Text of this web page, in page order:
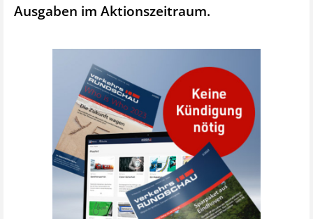
Ausgaben im Aktionszeitraum.